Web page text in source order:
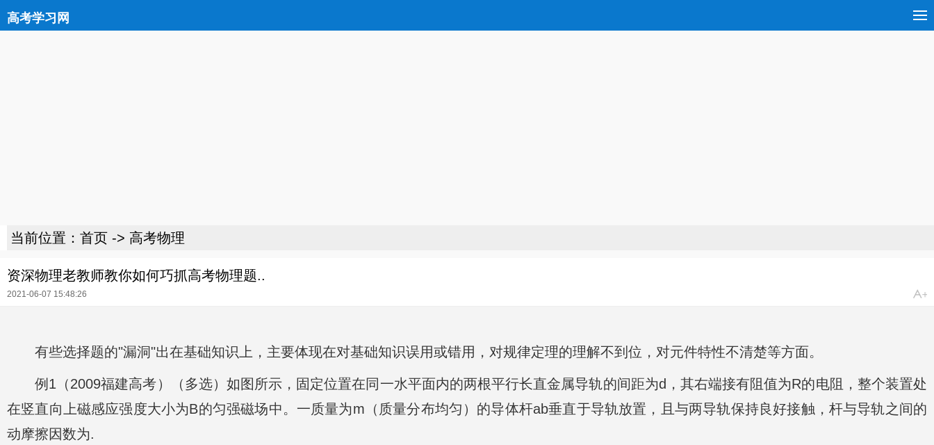
高考学习网
当前位置： 首页 -> 高考物理
资深物理老教师教你如何巧抓高考物理题..
2021-06-07 15:48:26
有些选择题的"漏洞"出在基础知识上，主要体现在对基础知识误用或错用，对规律定理的理解不到位，对元件特性不清楚等方面。
例1（2009福建高考）（多选）如图所示，固定位置在同一水平面内的两根平行长直金属导轨的间距为d，其右端接有阻值为R的电阻，整个装置处
在竖直向上磁感应强度大小为B的匀强磁场中。一质量为m（质量分布均匀）的导体杆ab垂直于导轨放置，且与两导轨保持良好接触，杆与导轨之间的
动摩擦因数为.